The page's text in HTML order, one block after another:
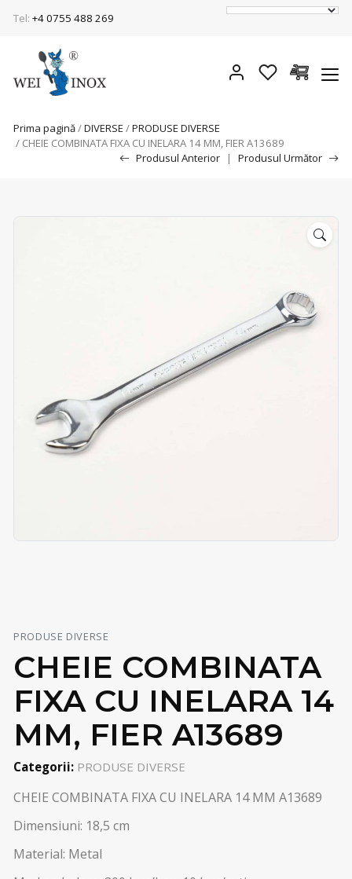
Tel: +4 0755 488 269
Prima pagină/DIVERSE /PRODUSE DIVERSE
/ CHEIE COMBINATA FIXA CU INELARA 14 MM, FIER A13689
Produsul Anterior
| Produsul Următor
PRODUSE DIVERSE
CHEIE COMBINATA
FIXA CU INELARA 14
MM, FIER A13689
Categorii: PRODUSE DIVERSE
CHEIE COMBINATA FIXA CU INELARA 14 MM A13689
Dimensiuni: 18,5 cm
Material: Metal